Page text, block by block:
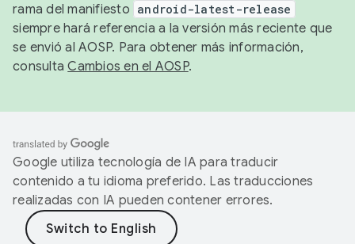
rama del manifiesto android-latest-release
siempre hará referencia a la versión más reciente que
se envió al AOSP. Para obtener más información,
consultaCambios en el AOSP.
Google utiliza tecnología de IA para traducir
contenido a tu idioma preferido. Las traducciones
realizadas con IA pueden contener errores.